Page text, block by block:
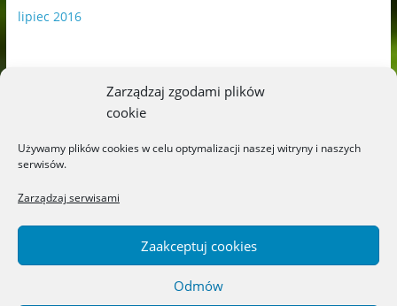
Zarządzaj zgodami plików
cookie
Używamy plików cookies w celu optymalizacji naszej witryny i naszych
serwisów.
Zarządzaj serwisami
Zaakceptuj cookies
Odmów
lipiec 2016
Blog o książkach dla dzieci i młodzieży –